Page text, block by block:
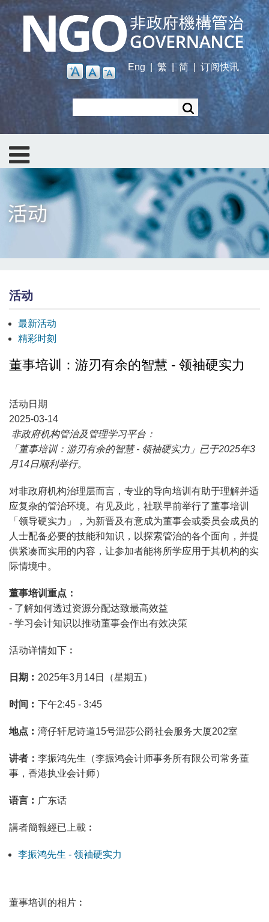
Skip
main
content
Eng
繁 | 简 订阅快讯
活动
最新活动
精彩时刻
董事培训：游刃有余的智慧 - 领袖硬实力
活动日期
2025-03-14
非政府机构管治及管理学习平台：
「董事培训：游刃有余的智慧 - 领袖硬实力」已于2025年3
月14日顺利举行。
对非政府机构治理层而言，专业的导向培训有助于理解并适
应复杂的管治环境。有见及此，社联早前举行了董事培训
「领导硬实力」，为新晋及有意成为董事会或委员会成员的
人士配备必要的技能和知识，以探索管治的各个面向，并提
供紧凑而实用的内容，让参加者能将所学应用于其机构的实
际情境中。
董事培训重点：
- 了解如何透过资源分配达致最高效益
- 学习会计知识以推动董事会作出有效决策
活动详情如下︰
日期︰ 2025年3月14日（星期五）
时间︰ 下午2:45 - 3:45
地点︰ 湾仔轩尼诗道15号温莎公爵社会服务大厦202室
讲者： 李振鸿先生（李振鸿会计师事务所有限公司常务董
事，香港执业会计师）
语言︰ 广东话
講者簡報經已上載︰
李振鸿先生 - 领袖硬实力
董事培训的相片︰